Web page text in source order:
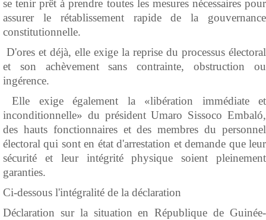
se tenir prêt à prendre toutes les mesures nécessaires pour
assurer le rétablissement rapide de la gouvernance
constitutionnelle.
D'ores et déjà, elle exige la reprise du processus électoral
et son achèvement sans contrainte, obstruction ou
ingérence.
Elle exige également la «libération immédiate et
inconditionnelle» du président Umaro Sissoco Embaló,
des hauts fonctionnaires et des membres du personnel
électoral qui sont en état d'arrestation et demande que leur
sécurité et leur intégrité physique soient pleinement
garanties.
Ci-dessous l'intégralité de la déclaration
Déclaration sur la situation en République de Guinée-